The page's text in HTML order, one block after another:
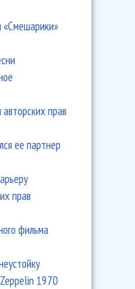
«Смешарики»
прав
ее партнер
прав
фильма
1970